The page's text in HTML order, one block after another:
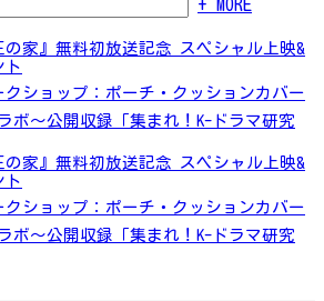
+ MORE
の家』無料初放送記念 スペシャル上映&
ト
クショップ：ポーチ・クッションカバー
ボ～公開収録「集まれ！K-ドラマ研究
の家』無料初放送記念 スペシャル上映&
ト
クショップ：ポーチ・クッションカバー
ボ～公開収録「集まれ！K-ドラマ研究